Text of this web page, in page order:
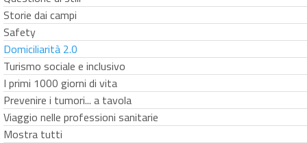
Storie dai campi
Safety
Domiciliarità 2.0
Turismo sociale e inclusivo
I primi 1000 giorni di vita
Prevenire i tumori... a tavola
Viaggio nelle professioni sanitarie
Mostra tutti